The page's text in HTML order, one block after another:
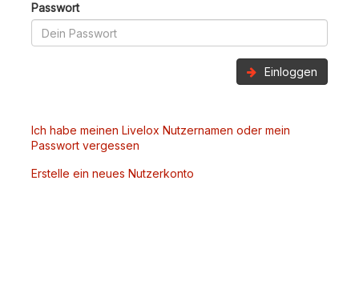
Passwort
Einloggen
Ich habe meinen Livelox Nutzernamen oder mein
Passwort vergessen
Erstelle ein neues Nutzerkonto